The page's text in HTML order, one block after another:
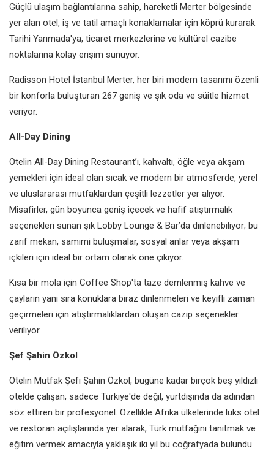
Güçlü ulaşım bağlantılarına sahip, hareketli Merter bölgesinde
yer alan otel, iş ve tatil amaçlı konaklamalar için köprü kurarak
Tarihi Yarımada'ya, ticaret merkezlerine ve kültürel cazibe
noktalarına kolay erişim sunuyor.
Radisson Hotel İstanbul Merter, her biri modern tasarımı özenli
bir konforla buluşturan 267 geniş ve şık oda ve süitle hizmet
veriyor.
All-Day Dining
Otelin All-Day Dining Restaurant’ı, kahvaltı, öğle veya akşam
yemekleri için ideal olan sıcak ve modern bir atmosferde, yerel
ve uluslararası mutfaklardan çeşitli lezzetler yer alıyor.
Misafirler, gün boyunca geniş içecek ve hafif atıştırmalık
seçenekleri sunan şık Lobby Lounge & Bar’da dinlenebiliyor; bu
zarif mekan, samimi buluşmalar, sosyal anlar veya akşam
içkileri için ideal bir ortam olarak öne çıkıyor.
Kısa bir mola için Coffee Shop'ta taze demlenmiş kahve ve
çayların yanı sıra konuklara biraz dinlenmeleri ve keyifli zaman
geçirmeleri için atıştırmalıklardan oluşan cazip seçenekler
veriliyor.
Şef Şahin Özkol
Otelin Mutfak Şefi Şahin Özkol, bugüne kadar birçok beş yıldızlı
otelde çalışan; sadece Türkiye'de değil, yurtdışında da adından
söz ettiren bir profesyonel. Özellikle Afrika ülkelerinde lüks otel
ve restoran açılışlarında yer alarak, Türk mutfağını tanıtmak ve
eğitim vermek amacıyla yaklaşık iki yıl bu coğrafyada bulundu.